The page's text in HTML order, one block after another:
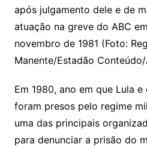
após julgamento dele e de
atuação na greve do ABC
novembro de 1981 (Foto:
Manente/Estadão
Em 1980, ano em que Lula
foram presos pelo regime
uma das principais
para denunciar a prisão do